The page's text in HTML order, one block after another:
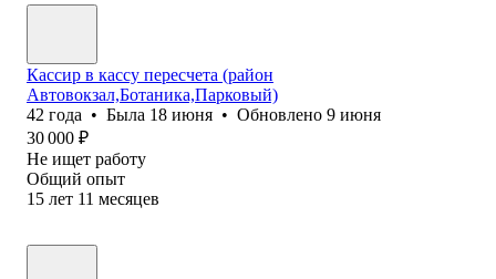
Кассир в кассу пересчета (район
Автовокзал,Ботаника,Парковый)
42 года • Была 18 июня • Обновлено 9 июня
30 000 ₽
Не ищет работу
Общий опыт
15 лет 11 месяцев